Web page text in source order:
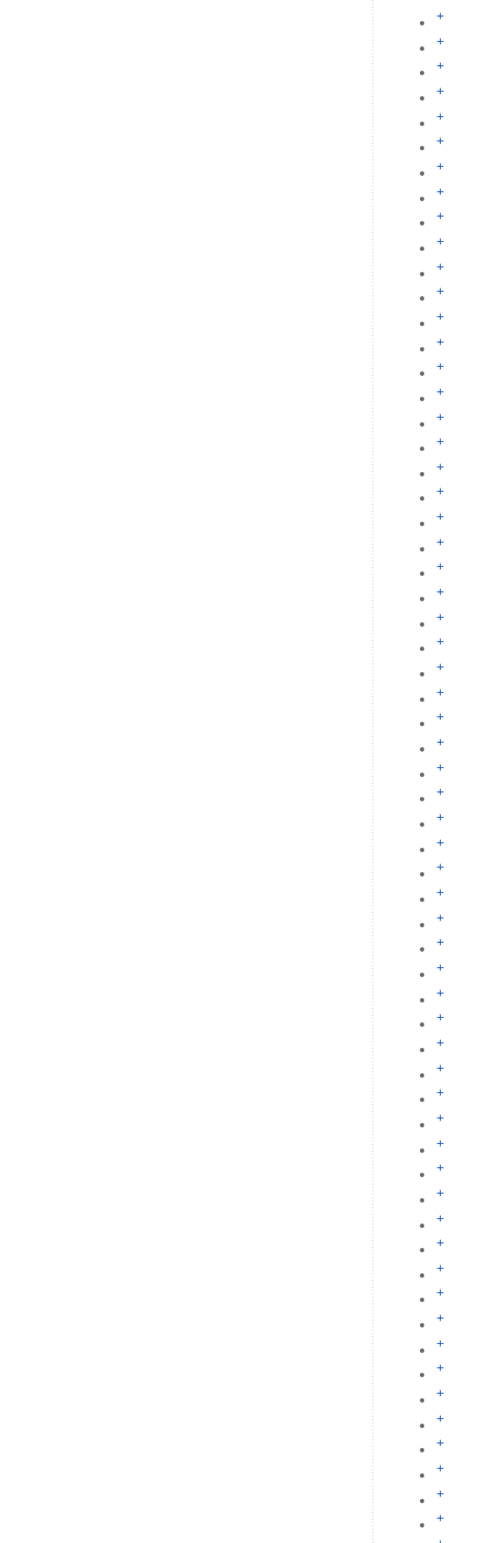
+
+
+
+
+
+
+
+
+
+
+
+
+
+
+
+
+
+
+
+
+
+
+
+
+
+
+
+
+
+
+
+
+
+
+
+
+
+
+
+
+
+
+
+
+
+
+
+
+
+
+
+
+
+
+
+
+
+
+
+
+